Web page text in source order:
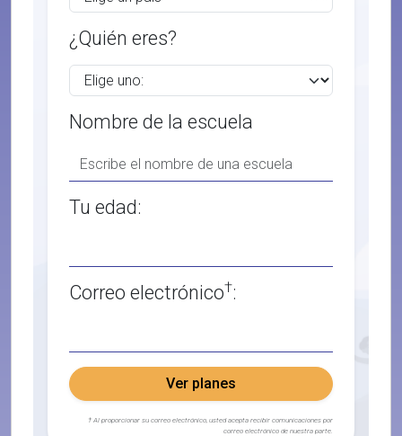
¿Quién eres?
Nombre de la escuela
Tu edad:
Correo electrónico†:
Ver planes
† Al proporcionar su correo electrónico, usted acepta recibir comunicaciones por
correo electrónico de nuestra parte.